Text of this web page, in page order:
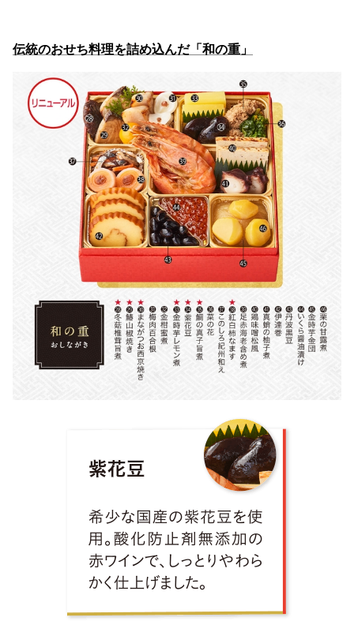
伝統のおせち料理を詰め込んだ「和の重」